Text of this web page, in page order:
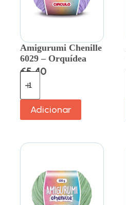
Amigurumi Chenille
6029 – Orquídea
€5.40
Adicionar